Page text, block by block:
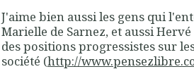
J'aime bien aussi les gens qui
Marielle de Sarnez, et aussi
des positions progressistes sur
société (http://